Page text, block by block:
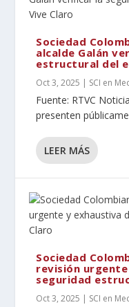
Sociedad
alcalde Galán
estructural del
Oct 3, 2025 | SCI en
Fuente: RTVC
presenten
LEER MÁS
Sociedad
revisión
seguridad
Oct 3, 2025 | SCI en